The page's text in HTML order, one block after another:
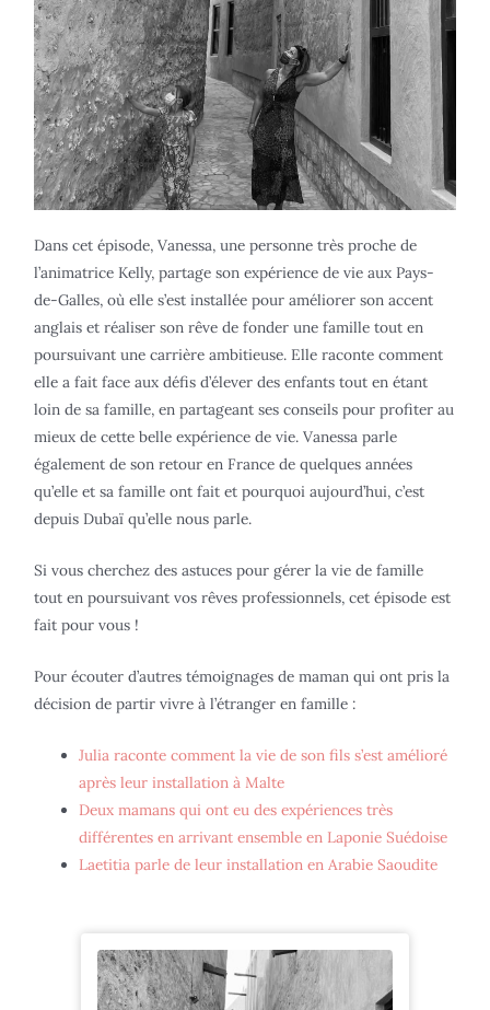
Dans cet épisode, Vanessa, une personne très proche de
l’animatrice Kelly, partage son expérience de vie aux Pays-
de-Galles, où elle s’est installée pour améliorer son accent
anglais et réaliser son rêve de fonder une famille tout en
poursuivant une carrière ambitieuse. Elle raconte comment
elle a fait face aux défis d’élever des enfants tout en étant
loin de sa famille, en partageant ses conseils pour profiter au
mieux de cette belle expérience de vie. Vanessa parle
également de son retour en France de quelques années
qu’elle et sa famille ont fait et pourquoi aujourd’hui, c’est
depuis Dubaï qu’elle nous parle.
Si vous cherchez des astuces pour gérer la vie de famille
tout en poursuivant vos rêves professionnels, cet épisode est
fait pour vous !
Pour écouter d’autres témoignages de maman qui ont pris la
décision de partir vivre à l’étranger en famille :
Julia raconte comment la vie de son fils s’est amélioré
après leur installation à Malte
Deux mamans qui ont eu des expériences très
différentes en arrivant ensemble en Laponie Suédoise
Laetitia parle de leur installation en Arabie Saoudite